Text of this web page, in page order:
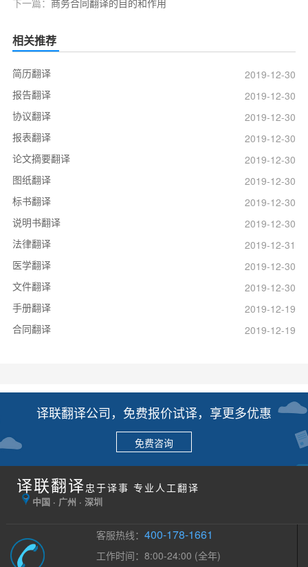
相关推荐
简历翻译
2019-12-30
报告翻译
2019-12-30
协议翻译
2019-12-30
报表翻译
2019-12-30
论文摘要翻译
2019-12-30
图纸翻译
2019-12-30
标书翻译
2019-12-30
说明书翻译
2019-12-30
法律翻译
2019-12-31
医学翻译
2019-12-30
文件翻译
2019-12-30
手册翻译
2019-12-19
合同翻译
2019-12-19
译联翻译公司，免费报价试译，享更多优惠
免费咨询
译联翻译 忠于译事 专业人工翻译
中国 · 广州 · 深圳
客服热线：400-178-1661
工作时间：8:00-24:00 (全年)